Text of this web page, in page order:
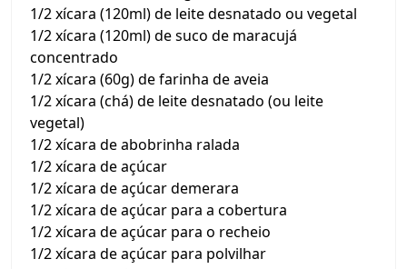
1/2 xícara (120ml) de leite desnatado ou vegetal
1/2 xícara (120ml) de suco de maracujá
concentrado
1/2 xícara (60g) de farinha de aveia
1/2 xícara (chá) de leite desnatado (ou leite
vegetal)
1/2 xícara de abobrinha ralada
1/2 xícara de açúcar
1/2 xícara de açúcar demerara
1/2 xícara de açúcar para a cobertura
1/2 xícara de açúcar para o recheio
1/2 xícara de açúcar para polvilhar